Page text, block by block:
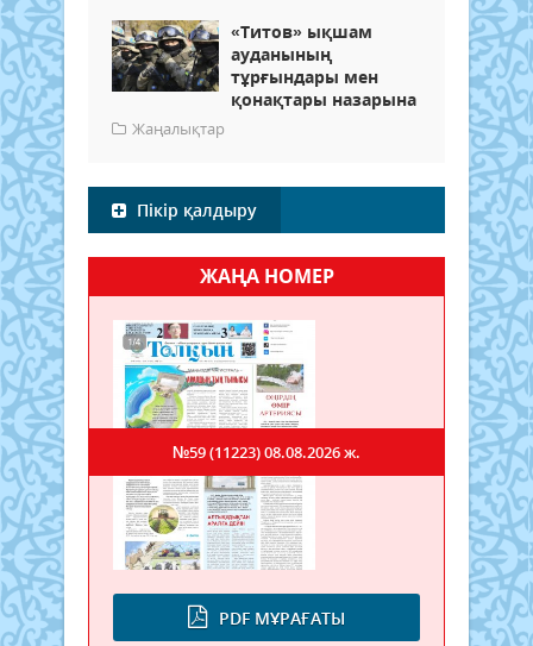
«Титов» ықшам
ауданының
тұрғындары мен
қонақтары назарына
Жаңалықтар
Пікір қалдыру
ЖАҢА НОМЕР
PDF МҰРАҒАТЫ
№59 (11223)08.08.2026 ж.